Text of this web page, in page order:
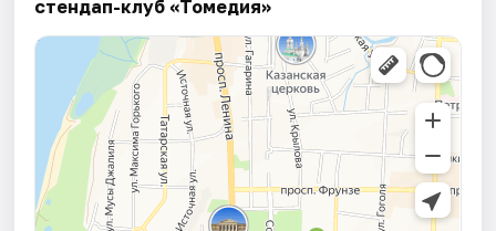
стендап-клуб «Томедия»